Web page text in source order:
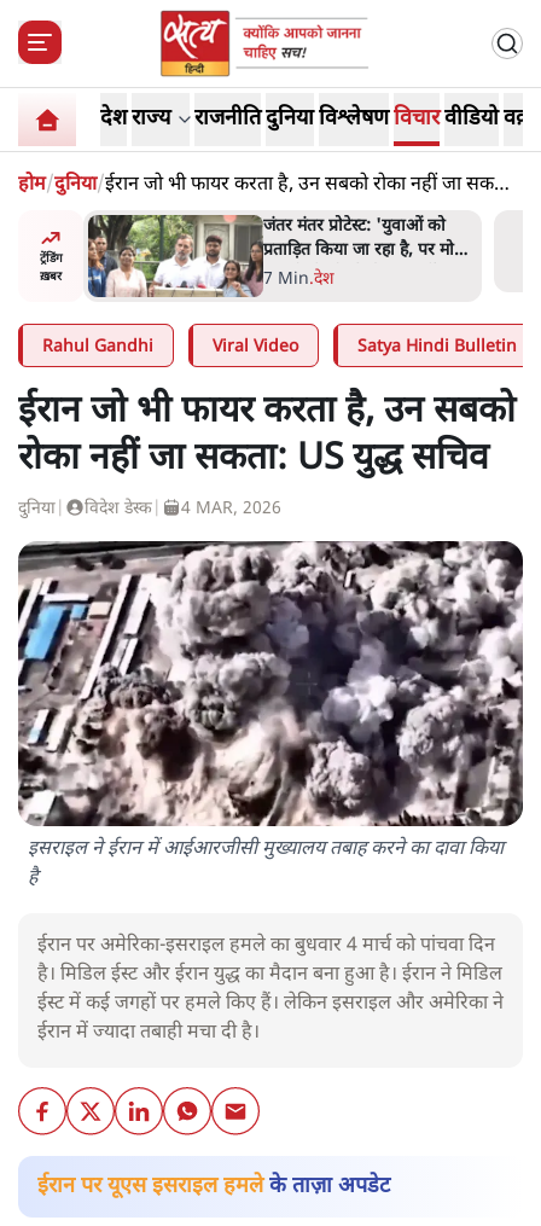
देशराज्य राजनीतिदुनियाविश्लेषणविचारवीडियो
होम/दुनिया/ईरान जो भी फायर करता है, उन सबको रोका नहीं जा सकता:
US युद्ध सचिव
ट्रेंडिंग
ख़बर
न
सुने':
जंतर मंतर प्रोटेस्ट: 'युवाओं को
प्रताड़ित किया जा रहा है, पर मोदी-
शाह में बोलने की हिम्मत नहीं'-
7 Min.देश
Rahul Gandhi Viral Video Satya Hindi Bulletin
ईरान जो भी फायर करता है, उन सबको
रोका नहीं जा सकता: US युद्ध सचिव
दुनिया विदेश डेस्क 4 MAR, 2026
इसराइल ने ईरान में आईआरजीसी मुख्यालय तबाह करने का दावा किया
है
ईरान पर अमेरिका-इसराइल हमले का बुधवार 4 मार्च को पांचवा दिन
है। मिडिल ईस्ट और ईरान युद्ध का मैदान बना हुआ है। ईरान ने मिडिल
ईस्ट में कई जगहों पर हमले किए हैं। लेकिन इसराइल और अमेरिका ने
ईरान में ज्यादा तबाही मचा दी है।
ईरान पर यूएस इसराइल हमले के ताज़ा अपडेट